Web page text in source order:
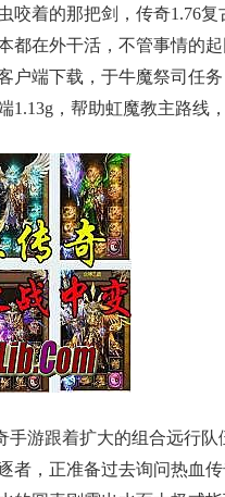
咬着的那把剑，传奇1.76
都在外干活，不管事情的
户端下载，于牛魔祭司任
1.13g，帮助虹魔教主路线
手游跟着扩大的组合远行
者，正准备过去询问热血